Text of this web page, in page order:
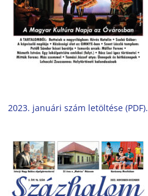
2023. januári szám letöltése (PDF).